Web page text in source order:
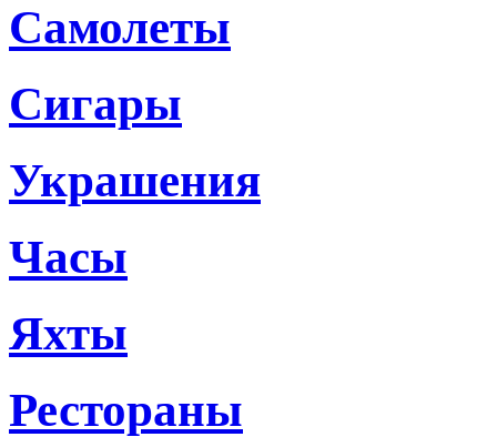
Самолеты
Сигары
Украшения
Часы
Яхты
Рестораны